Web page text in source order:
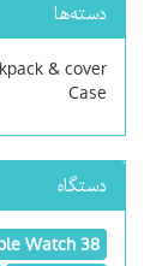
دسته‌ها
& cover
Case
دستگاه
Watch 38